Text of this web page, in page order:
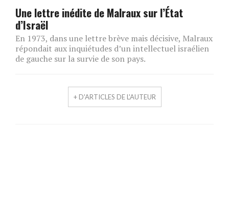
Une lettre inédite de Malraux sur l’État
d’Israël
En 1973, dans une lettre brève mais décisive, Malraux
répondait aux inquiétudes d’un intellectuel israélien
de gauche sur la survie de son pays.
+ D'ARTICLES DE L'AUTEUR